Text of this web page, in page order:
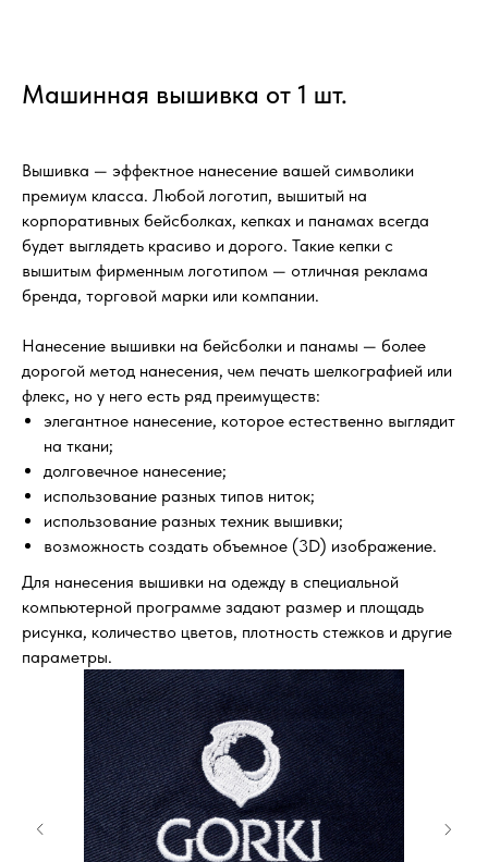
Машинная вышивка от 1 шт.
Вышивка — эффектное нанесение вашей символики
премиум класса. Любой логотип, вышитый на
корпоративных бейсболках, кепках и панамах всегда
будет выглядеть красиво и дорого. Такие кепки с
вышитым фирменным логотипом — отличная реклама
бренда, торговой марки или компании.
Нанесение вышивки на бейсболки и панамы — более
дорогой метод нанесения, чем печать шелкографией или
флекс, но у него есть ряд преимуществ:
элегантное нанесение, которое естественно выглядит
на ткани;
долговечное нанесение;
использование разных типов ниток;
использование разных техник вышивки;
возможность создать объемное (3D) изображение.
Для нанесения вышивки на одежду в специальной
компьютерной программе задают размер и площадь
рисунка, количество цветов, плотность стежков и другие
параметры.